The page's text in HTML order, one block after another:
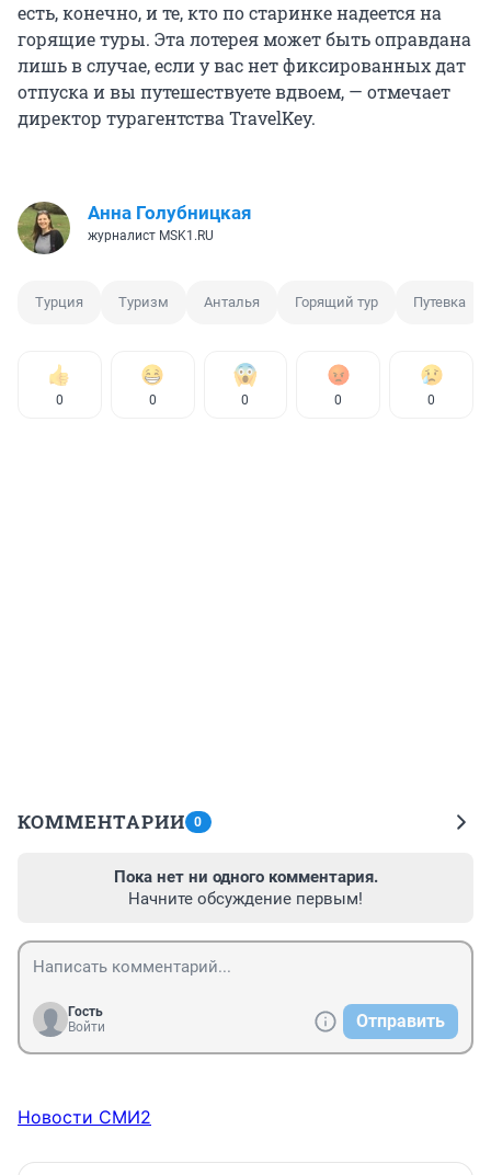
есть, конечно, и те, кто по старинке надеется на
горящие туры. Эта лотерея может быть оправдана
лишь в случае, если у вас нет фиксированных дат
отпуска и вы путешествуете вдвоем, — отмечает
директор турагентства TravelKey.
Анна Голубницкая
журналист MSK1.RU
Турция Туризм Анталья Горящий тур Путевка
0 0 0 0 0
КОММЕНТАРИИ 0
Пока нет ни одного комментария.
Начните обсуждение первым!
Гость
Войти
Отправить
Новости СМИ2